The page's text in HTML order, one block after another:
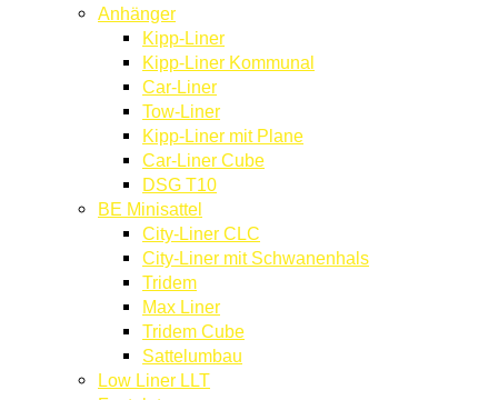
Anhänger
Kipp-Liner
Kipp-Liner Kommunal
Car-Liner
Tow-Liner
Kipp-Liner mit Plane
Car-Liner Cube
DSG T10
BE Minisattel
City-Liner CLC
City-Liner mit Schwanenhals
Tridem
Max Liner
Tridem Cube
Sattelumbau
Low Liner LLT